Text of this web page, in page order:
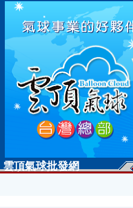
雲頂氣球批發網